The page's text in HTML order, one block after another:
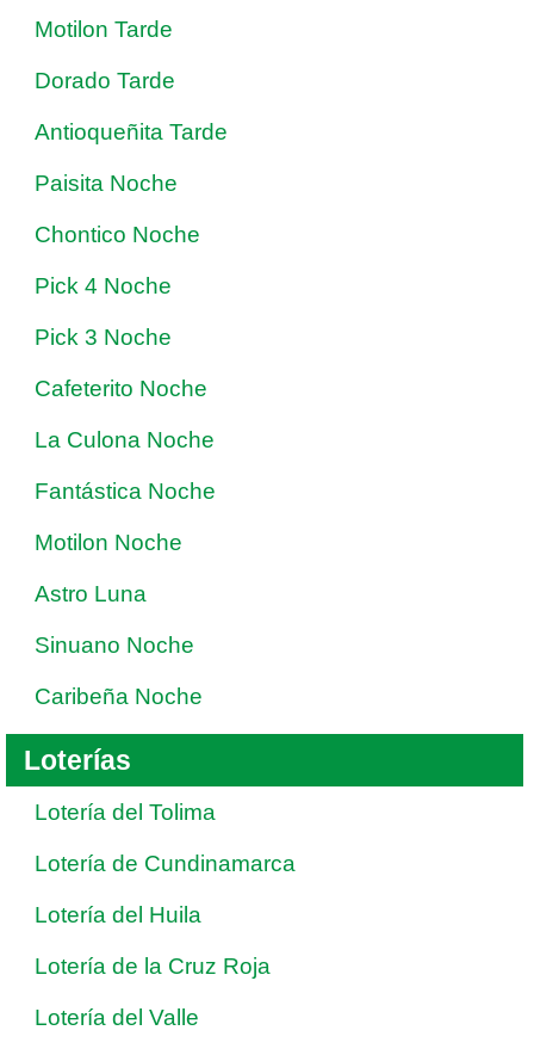
Motilon Tarde
Dorado Tarde
Antioqueñita Tarde
Paisita Noche
Chontico Noche
Pick 4 Noche
Pick 3 Noche
Cafeterito Noche
La Culona Noche
Fantástica Noche
Motilon Noche
Astro Luna
Sinuano Noche
Caribeña Noche
Loterías
Lotería del Tolima
Lotería de Cundinamarca
Lotería del Huila
Lotería de la Cruz Roja
Lotería del Valle